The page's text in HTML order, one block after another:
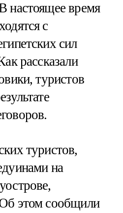
настоящее время
с
сил
рассказали
туристов
туристов,
на
этом сообщили